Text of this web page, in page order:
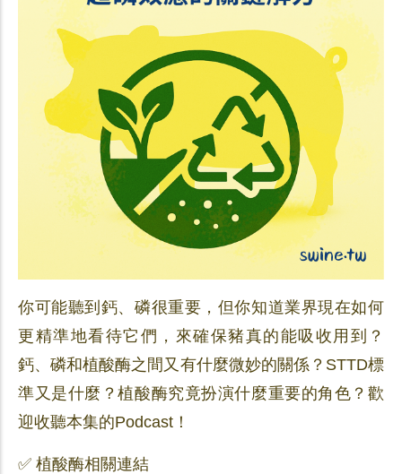
你可能聽到鈣、磷很重要，但你知道業界現在如何
更精準地看待它們，來確保豬真的能吸收用到？
鈣、磷和植酸酶之間又有什麼微妙的關係？STTD標
準又是什麼？植酸酶究竟扮演什麼重要的角色？歡
迎收聽本集的Podcast！
✅ 植酸酶相關連結